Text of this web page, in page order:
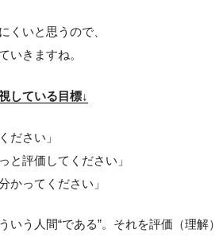
くいと思うので、
いきますね。
している目標↓
ださい」
と評価してください」
かってください」
いう人間“である”。それを評価（理解